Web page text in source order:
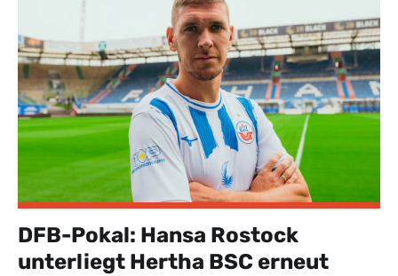
DFB-Pokal: Hansa Rostock
unterliegt Hertha BSC erneut